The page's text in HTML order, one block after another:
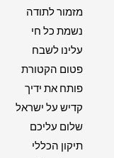
מזמור לתודה
נשמת כל חי
עלינו לשבח
פטום הקטורת
פותח את ידיך
קדיש על ישראל
שלום עליכם
תיקון הכללי